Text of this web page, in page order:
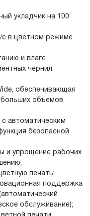
укладчик на 100
с в цветном режиме
и влаге
чернил
обеспечивающая
объемов
автоматическим
безопасной
и упрощение рабочих
печать;
поддержка
обслуживание);